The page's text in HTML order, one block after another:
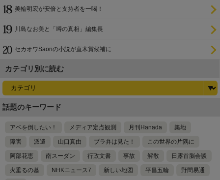
美輪明宏が安倍と支持者を一喝！
川島なお美と「噂の真相」編集長
セカオワSaoriの小説が直木賞候補に
カテゴリ別に読む
話題のキーワード
アベを倒したい！ メディア定点観測 月刊Hanada 築地
障害 派遣 山口真由 ブラ弁は見た！ この世界の片隅に
阿部花恵 南スーダン 行政文書 事故 解散 日露首脳会談
火垂るの墓 NHKニュース7 新しい地図 平昌五輪 野間易通